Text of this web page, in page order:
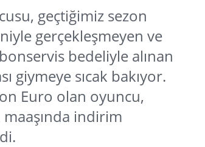
geçtiğimiz sezon
gerçekleşmeyen ve
bedeliyle alınan
giymeye sıcak bakıyor.
Euro olan oyuncu,
maaşında indirim